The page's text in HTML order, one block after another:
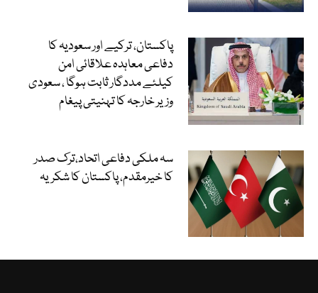
پاکستان، ترکیے اور سعودیہ کا
دفاعی معاہدہ علاقائی امن
کیلئے مددگار ثابت ہوگا ، سعودی
وزیر خارجہ کا تہنیتی پیغام
سہ ملکی دفاعی اتحاد،ترک صدر
کا خیرمقدم، پاکستان کا شکریہ